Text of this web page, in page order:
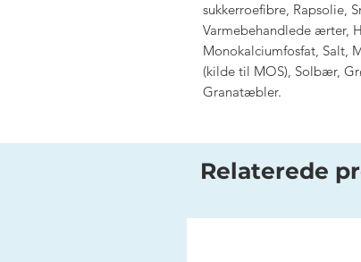
sukkerroefibre, Rapsolie,
Varmebehandlede ærter,
Monokalciumfosfat, Salt,
(kilde til MOS), Solbær,
Granatæbler.
Relaterede